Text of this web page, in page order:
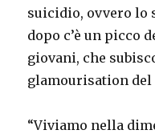
suicidio, ovvero lo
dopo c’è un picco
giovani, che
glamourisation del
“Viviamo nella